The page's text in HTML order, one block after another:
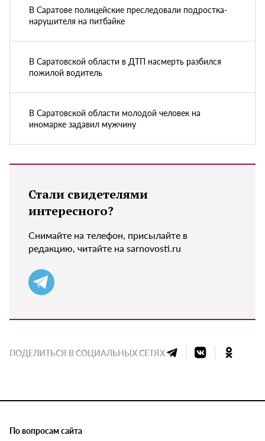
В Саратове полицейские преследовали подростка-
нарушителя на питбайке
В Саратовской области в ДТП насмерть разбился
пожилой водитель
В Саратовской области молодой человек на
иномарке задавил мужчину
Стали свидетелями
интересного?
Снимайте на телефон, присылайте в
редакцию, читайте на sarnovosti.ru
ПОДЕЛИТЬСЯ В СОЦИАЛЬНЫХ СЕТЯХ
По вопросам сайта